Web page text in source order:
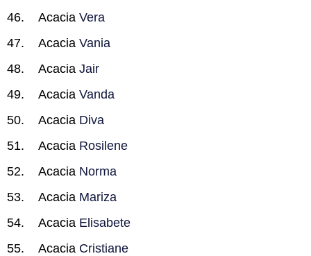
Acacia Vera
Acacia Vania
Acacia Jair
Acacia Vanda
Acacia Diva
Acacia Rosilene
Acacia Norma
Acacia Mariza
Acacia Elisabete
Acacia Cristiane